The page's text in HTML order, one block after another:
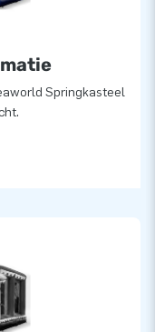
Springkasteel